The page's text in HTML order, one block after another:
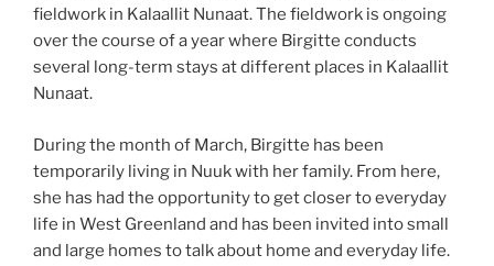
fieldwork in Kalaallit Nunaat. The fieldwork is ongoing
over the course of a year where Birgitte conducts
several long-term stays at different places in Kalaallit
Nunaat.
During the month of March, Birgitte has been
temporarily living in Nuuk with her family. From here,
she has had the opportunity to get closer to everyday
life in West Greenland and has been invited into small
and large homes to talk about home and everyday life.